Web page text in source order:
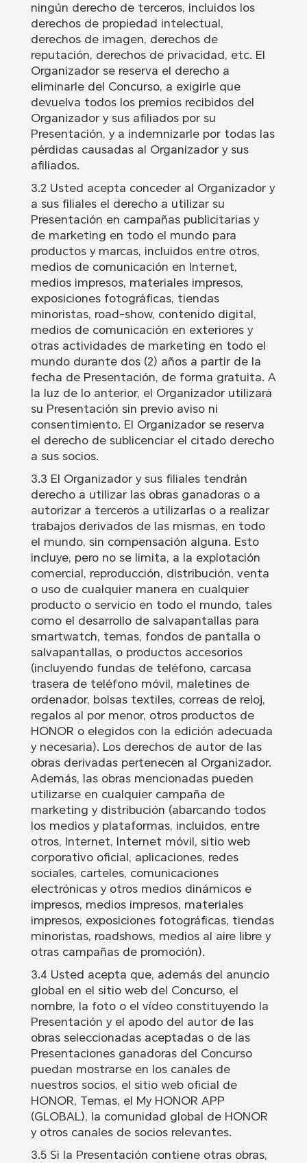
ningún derecho de terceros, incluidos los
derechos de propiedad intelectual,
derechos de imagen, derechos de
reputación, derechos de privacidad, etc. El
Organizador se reserva el derecho a
eliminarle del Concurso, a exigirle que
devuelva todos los premios recibidos del
Organizador y sus afiliados por su
Presentación, y a indemnizarle por todas las
pérdidas causadas al Organizador y sus
afiliados.
3.2 Usted acepta conceder al Organizador y
a sus filiales el derecho a utilizar su
Presentación en campañas publicitarias y
de marketing en todo el mundo para
productos y marcas, incluidos entre otros,
medios de comunicación en Internet,
medios impresos, materiales impresos,
exposiciones fotográficas, tiendas
minoristas, road-show, contenido digital,
medios de comunicación en exteriores y
otras actividades de marketing en todo el
mundo durante dos (2) años a partir de la
fecha de Presentación, de forma gratuita. A
la luz de lo anterior, el Organizador utilizará
su Presentación sin previo aviso ni
consentimiento. El Organizador se reserva
el derecho de sublicenciar el citado derecho
a sus socios.
3.3 El Organizador y sus filiales tendrán
derecho a utilizar las obras ganadoras o a
autorizar a terceros a utilizarlas o a realizar
trabajos derivados de las mismas, en todo
el mundo, sin compensación alguna. Esto
incluye, pero no se limita, a la explotación
comercial, reproducción, distribución, venta
o uso de cualquier manera en cualquier
producto o servicio en todo el mundo, tales
como el desarrollo de salvapantallas para
smartwatch, temas, fondos de pantalla o
salvapantallas, o productos accesorios
(incluyendo fundas de teléfono, carcasa
trasera de teléfono móvil, maletines de
ordenador, bolsas textiles, correas de reloj,
regalos al por menor, otros productos de
HONOR o elegidos con la edición adecuada
y necesaria). Los derechos de autor de las
obras derivadas pertenecen al Organizador.
Además, las obras mencionadas pueden
utilizarse en cualquier campaña de
marketing y distribución (abarcando todos
los medios y plataformas, incluidos, entre
otros, Internet, Internet móvil, sitio web
corporativo oficial, aplicaciones, redes
sociales, carteles, comunicaciones
electrónicas y otros medios dinámicos e
impresos, medios impresos, materiales
impresos, exposiciones fotográficas, tiendas
minoristas, roadshows, medios al aire libre y
otras campañas de promoción).
3.4 Usted acepta que, además del anuncio
global en el sitio web del Concurso, el
nombre, la foto o el vídeo constituyendo la
Presentación y el apodo del autor de las
obras seleccionadas aceptadas o de las
Presentaciones ganadoras del Concurso
puedan mostrarse en los canales de
nuestros socios, el sitio web oficial de
HONOR, Temas, el My HONOR APP
(GLOBAL), la comunidad global de HONOR
y otros canales de socios relevantes.
3.5 Si la Presentación contiene otras obras,